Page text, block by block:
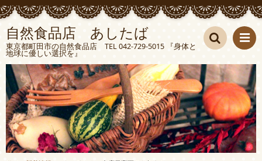
自然食品店 あしたば
東京都町田市の自然食品店 TEL 042-729-5015 『身体と
地球に優しい選択を』 検索